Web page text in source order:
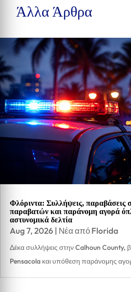
Άλλα Άρθρα
Φλόριντα: Συλλήψεις, παραβάσεις
παραβατών και παράνομη αγορά
αστυνομικά δελτία
Aug 7, 2026 | Νέα από Florida
Δέκα συλλήψεις στην Calhoun County,
Pensacola και υπόθεση παράνομης